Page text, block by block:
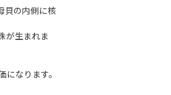
貝の内側に核
が生まれま
なります。